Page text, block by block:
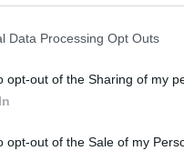
Data Processing Opt Outs
opt-out of the Sharing of my
opt-out of the Sale of my